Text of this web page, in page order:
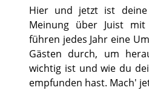
Hier und jetzt ist
Meinung über Juist
führen jedes Jahr eine
Gästen durch, um
wichtig ist und wie du
empfunden hast. Mach'